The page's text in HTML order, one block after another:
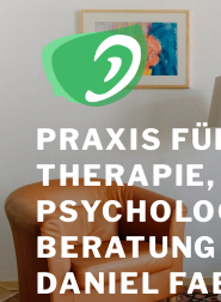
Inhalt
springen
PRAXIS
THERAPIE,
DANIEL